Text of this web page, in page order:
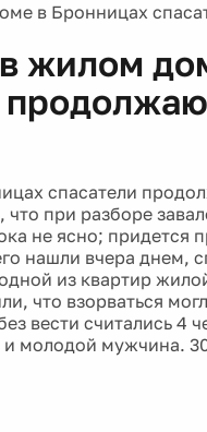
в Бронницах
жилом
спасатели
что при разборе
не ясно; придется
нашли вчера днем,
из квартир
что взорваться
вести считались 4
и молодой мужчина.